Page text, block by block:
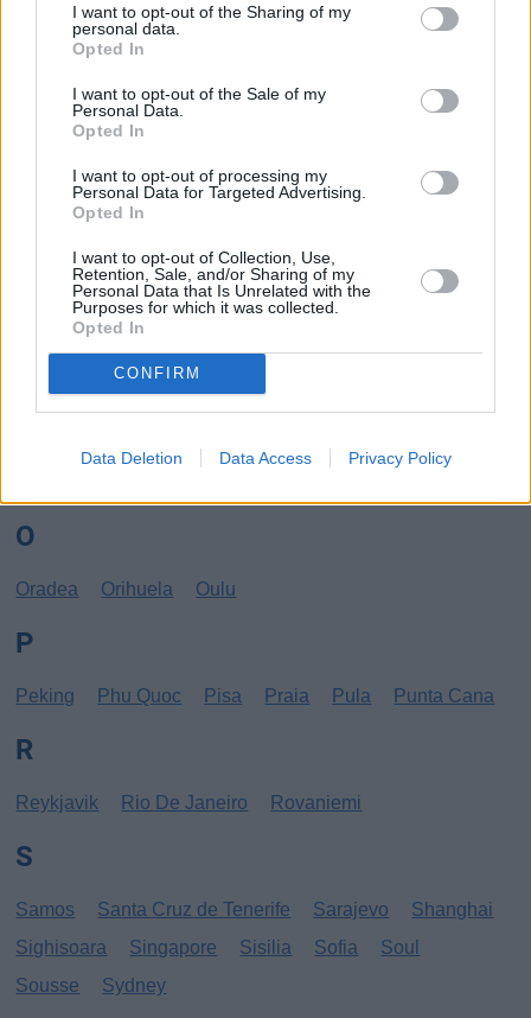
I want to opt-out of the Sharing of my
personal data.
Opted In
I want to opt-out of the Sale of my
Personal Data.
Opted In
I want to opt-out of processing my
Personal Data for Targeted Advertising.
Opted In
I want to opt-out of Collection, Use,
Retention, Sale, and/or Sharing of my
Personal Data that Is Unrelated with the
Purposes for which it was collected.
Opted In
CONFIRM
Data Deletion Data Access Privacy Policy
Koh Samui
Lanzarote Larnaka Lefkas
Linköping
Mangalia Marseille
Mexico City
Miami
O
Oradea Orihuela Oulu
P
Peking Phu Quoc Pisa Praia Pula Punta Cana
R
Reykjavik Rio De Janeiro Rovaniemi
S
Samos Santa Cruz de Tenerife Sarajevo
Shanghai
Sighisoara
Singapore Sisilia Sofia
Soul
Sousse
Sydney